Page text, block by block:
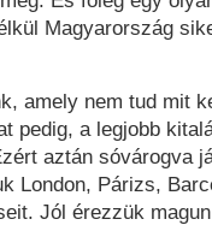
Magyarország
amely nem tud mit
pedig, a legjobb
aztán sóvárogva
London, Párizs,
Jól érezzük